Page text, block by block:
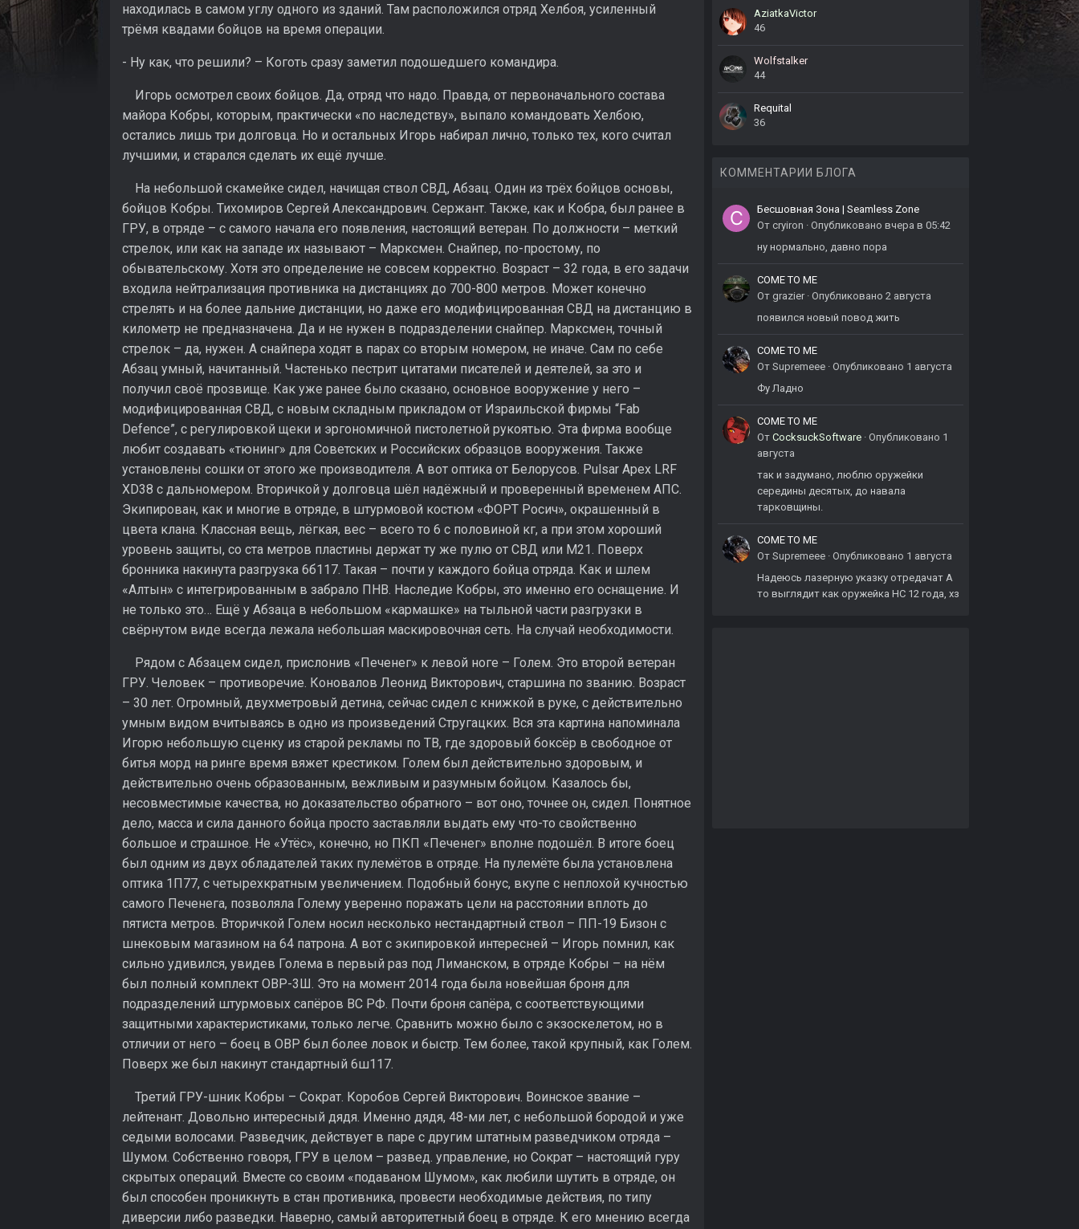
находилась в самом углу одного из зданий. Там расположился отряд Хелбоя, усиленный
трёмя квадами бойцов на время операции.
- Ну как, что решили? – Коготь сразу заметил подошедшего командира.
Игорь осмотрел своих бойцов. Да, отряд что надо. Правда, от первоначального состава
майора Кобры, которым, практически «по наследству», выпало командовать Хелбою,
остались лишь три долговца. Но и остальных Игорь набирал лично, только тех, кого считал
лучшими, и старался сделать их ещё лучше.
На небольшой скамейке сидел, начищая ствол СВД, Абзац. Один из трёх бойцов основы,
бойцов Кобры. Тихомиров Сергей Александрович. Сержант. Также, как и Кобра, был ранее в
ГРУ, в отряде – с самого начала его появления, настоящий ветеран. По должности – меткий
стрелок, или как на западе их называют – Марксмен. Снайпер, по-простому, по
обывательскому. Хотя это определение не совсем корректно. Возраст – 32 года, в его задачи
входила нейтрализация противника на дистанциях до 700-800 метров. Может конечно
стрелять и на более дальние дистанции, но даже его модифицированная СВД на дистанцию в
километр не предназначена. Да и не нужен в подразделении снайпер. Марксмен, точный
стрелок – да, нужен. А снайпера ходят в парах со вторым номером, не иначе. Сам по себе
Абзац умный, начитанный. Частенько пестрит цитатами писателей и деятелей, за это и
получил своё прозвище. Как уже ранее было сказано, основное вооружение у него –
модифицированная СВД, с новым складным прикладом от Израильской фирмы “Fab
Defence”, с регулировкой щеки и эргономичной пистолетной рукоятью. Эта фирма вообще
любит создавать «тюнинг» для Советских и Российских образцов вооружения. Также
установлены сошки от этого же производителя. А вот оптика от Белорусов. Pulsar Apex LRF
XD38 с дальномером. Вторичкой у долговца шёл надёжный и проверенный временем АПС.
Экипирован, как и многие в отряде, в штурмовой костюм «ФОРТ Росич», окрашенный в
цвета клана. Классная вещь, лёгкая, вес – всего то 6 с половиной кг, а при этом хороший
уровень защиты, со ста метров пластины держат ту же пулю от СВД или М21. Поверх
бронника накинута разгрузка 6б117. Такая – почти у каждого бойца отряда. Как и шлем
«Алтын» с интегрированным в забрало ПНВ. Наследие Кобры, это именно его оснащение. И
не только это… Ещё у Абзаца в небольшом «кармашке» на тыльной части разгрузки в
свёрнутом виде всегда лежала небольшая маскировочная сеть. На случай необходимости.
Рядом с Абзацем сидел, прислонив «Печенег» к левой ноге – Голем. Это второй ветеран
ГРУ. Человек – противоречие. Коновалов Леонид Викторович, старшина по званию. Возраст
– 30 лет. Огромный, двухметровый детина, сейчас сидел с книжкой в руке, с действительно
умным видом вчитываясь в одно из произведений Стругацких. Вся эта картина напоминала
Игорю небольшую сценку из старой рекламы по ТВ, где здоровый боксёр в свободное от
битья морд на ринге время вяжет крестиком. Голем был действительно здоровым, и
действительно очень образованным, вежливым и разумным бойцом. Казалось бы,
несовместимые качества, но доказательство обратного – вот оно, точнее он, сидел. Понятное
дело, масса и сила данного бойца просто заставляли выдать ему что-то свойственно
большое и страшное. Не «Утёс», конечно, но ПКП «Печенег» вполне подошёл. В итоге боец
был одним из двух обладателей таких пулемётов в отряде. На пулемёте была установлена
оптика 1П77, с четырехкратным увеличением. Подобный бонус, вкупе с неплохой кучностью
самого Печенега, позволяла Голему уверенно поражать цели на расстоянии вплоть до
пятиста метров. Вторичкой Голем носил несколько нестандартный ствол – ПП-19 Бизон с
шнековым магазином на 64 патрона. А вот с экипировкой интересней – Игорь помнил, как
сильно удивился, увидев Голема в первый раз под Лиманском, в отряде Кобры – на нём
был полный комплект ОВР-3Ш. Это на момент 2014 года была новейшая броня для
подразделений штурмовых сапёров ВС РФ. Почти броня сапёра, с соответствующими
защитными характеристиками, только легче. Сравнить можно было с экзоскелетом, но в
отличии от него – боец в ОВР был более ловок и быстр. Тем более, такой крупный, как Голем.
Поверх же был накинут стандартный 6ш117.
Третий ГРУ-шник Кобры – Сократ. Коробов Сергей Викторович. Воинское звание –
лейтенант. Довольно интересный дядя. Именно дядя, 48-ми лет, с небольшой бородой и уже
седыми волосами. Разведчик, действует в паре с другим штатным разведчиком отряда –
Шумом. Собственно говоря, ГРУ в целом – развед. управление, но Сократ – настоящий гуру
скрытых операций. Вместе со своим «подаваном Шумом», как любили шутить в отряде, он
был способен проникнуть в стан противника, провести необходимые действия, по типу
диверсии либо разведки. Наверно, самый авторитетный боец в отряде. К его мнению всегда
AziatkaVictor
46
Wolfstalker
44
Requital
36
КОММЕНТАРИИ БЛОГА
Бесшовная Зона | Seamless Zone
От cryiron · Опубликовано вчера в 05:42
ну нормально, давно пора
COME TO ME
От grazier · Опубликовано 2 августа
появился новый повод жить
COME TO ME
От Supremeee · Опубликовано 1 августа
Фу Ладно
COME TO ME
От CocksuckSoftware · Опубликовано 1
августа
так и задумано, люблю оружейки
середины десятых, до навала
тарковщины.
COME TO ME
От Supremeee · Опубликовано 1 августа
Надеюсь лазерную указку отредачат А
то выглядит как оружейка НС 12 года, хз